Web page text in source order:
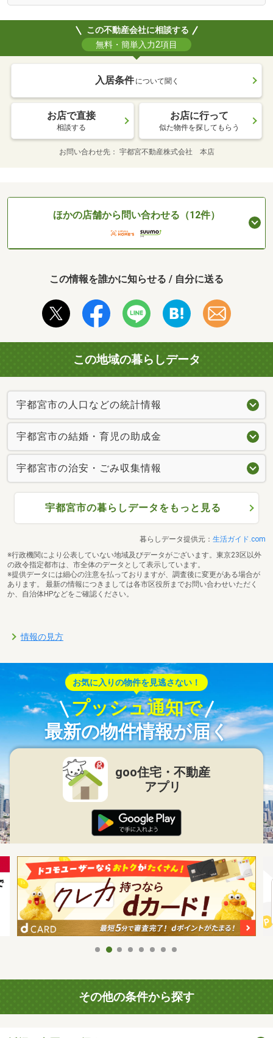
この不動産会社に相談する
無料・簡単入力2項目
入居条件 について聞く
お店で直接
相談する
お店に行って
似た物件を探してもらう
お問い合わせ先 宇都宮不動産株式会社 本店
ほかの店舗から問い合わせる（12件）
この情報を誰かに知らせる / 自分に送る
この地域の暮らしデータ
宇都宮市の人口などの統計情報
宇都宮市の結婚・育児の助成金
宇都宮市の治安・ごみ収集情報
宇都宮市の暮らしデータをもっと見る
暮らしデータ提供元： 生活ガイド.com
※行政機関により公表していない地域及びデータがございます。東京23区以外
の政令指定都市は、市全体のデータとして表示しています。
※提供データには細心の注意を払っておりますが、調査後に変更がある場合が
あります。 最新の情報につきましては各市区役所までお問い合わせいただく
か、自治体HPなどをご確認ください。
情報の見方
お気に入りの物件を見逃さない！
プッシュ通知で
最新の物件情報が届く
goo住宅・不動産
アプリ
その他の条件から探す